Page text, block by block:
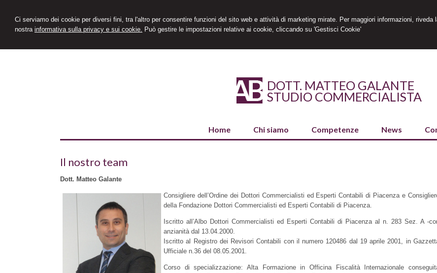
Ci serviamo dei cookie per diversi fini, tra l'altro per consentire funzioni del sito web e attività di marketing mirate. Per maggiori informazioni, riveda
nostra informativa sulla privacy e sui cookie. Può gestire le impostazioni relative ai cookie, cliccando su 'Gestisci Cookie'
DOTT. MATTEO GALANTE
STUDIO COMMERCIALISTA
Home Chi siamo Competenze News
Il nostro team
Dott. Matteo Galante
Consigliere dell’Ordine dei Dottori Commercialisti ed Esperti Contabili di Piacenza e
della Fondazione Dottori Commercialisti ed Esperti Contabili di Piacenza.
Iscritto all’Albo Dottori Commercialisti ed Esperti Contabili di Piacenza al n. 283 Sez. A -
anzianità dal 13.04.2000.
Iscritto al Registro dei Revisori Contabili con il numero 120486 dal 19 aprile 2001, in
Ufficiale n.36 del 08.05.2001.
Corso di specializzazione: Alta Formazione in Officina Fiscalità Internazionale